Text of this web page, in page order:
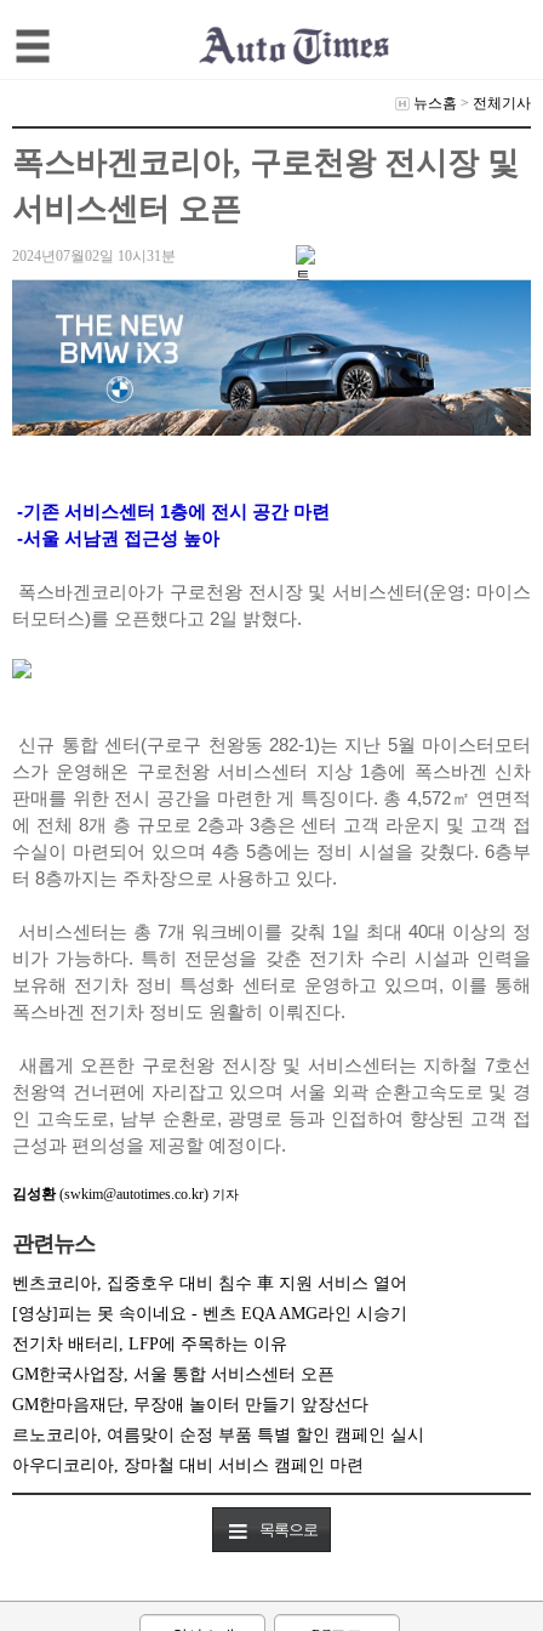
뉴스홈 > 전체기사
폭스바겐코리아, 구로천왕 전시장 및
서비스센터 오픈
2024년07월02일 10시31분
-기존 서비스센터 1층에 전시 공간 마련
-서울 서남권 접근성 높아
폭스바겐코리아가 구로천왕 전시장 및 서비스센터(운영: 마이스
터모터스)를 오픈했다고 2일 밝혔다.
신규 통합 센터(구로구 천왕동 282-1)는 지난 5월 마이스터모터
스가 운영해온 구로천왕 서비스센터 지상 1층에 폭스바겐 신차
판매를 위한 전시 공간을 마련한 게 특징이다. 총 4,572㎡ 연면적
에 전체 8개 층 규모로 2층과 3층은 센터 고객 라운지 및 고객 접
수실이 마련되어 있으며 4층 5층에는 정비 시설을 갖췄다. 6층부
터 8층까지는 주차장으로 사용하고 있다.
서비스센터는 총 7개 워크베이를 갖춰 1일 최대 40대 이상의 정
비가 가능하다. 특히 전문성을 갖춘 전기차 수리 시설과 인력을
보유해 전기차 정비 특성화 센터로 운영하고 있으며, 이를 통해
폭스바겐 전기차 정비도 원활히 이뤄진다.
새롭게 오픈한 구로천왕 전시장 및 서비스센터는 지하철 7호선
천왕역 건너편에 자리잡고 있으며 서울 외곽 순환고속도로 및 경
인 고속도로, 남부 순환로, 광명로 등과 인접하여 향상된 고객 접
근성과 편의성을 제공할 예정이다.
김성환(swkim@autotimes.co.kr) 기자
관련뉴스
벤츠코리아, 집중호우 대비 침수 車 지원 서비스 열어
[영상]피는 못 속이네요 - 벤츠 EQA AMG라인 시승기
전기차 배터리, LFP에 주목하는 이유
GM한국사업장, 서울 통합 서비스센터 오픈
GM한마음재단, 무장애 놀이터 만들기 앞장선다
르노코리아, 여름맞이 순정 부품 특별 할인 캠페인 실시
아우디코리아, 장마철 대비 서비스 캠페인 마련
목록으로